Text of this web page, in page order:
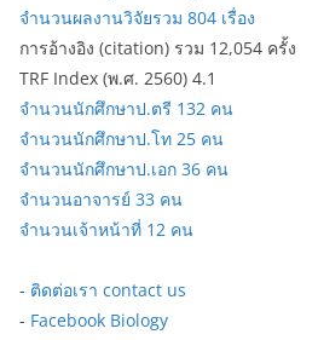
จำนวนผลงานวิจัยรวม 804 เรื่อง
การอ้างอิง (citation) รวม 12,054 ครั้ง
TRF Index (พ.ศ. 2560) 4.1
จำนวนนักศึกษาป.ตรี 132 คน
จำนวนนักศึกษาป.โท 25 คน
จำนวนนักศึกษาป.เอก 36 คน
จำนวนอาจารย์ 33 คน
จำนวนเจ้าหน้าที่ 12 คน
- ติดต่อเรา contact us
- Facebook Biology